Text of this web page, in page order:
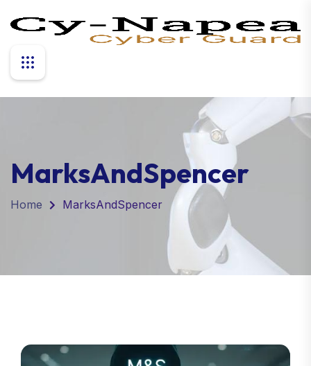
MarksAndSpencer
Home MarksAndSpencer